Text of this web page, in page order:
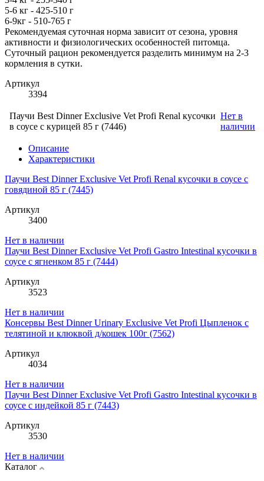
5-6 кг - 425-510 г
6-9кг - 510-765 г
Рекомендуемая суточная норма зависит от сезона, уровня
активности и физиологических особенностей питомца.
Суточный рацион рекомендуется разделить минимум на 2-3
кормления в сутки.
Артикул
3394
Паучи Best Dinner Exclusive Vet Profi Renal кусочки
в cоусе с курицей 85 г (7446)
Нет в
наличии
Описание
Характеристики
Паучи Best Dinner Exclusive Vet Profi Renal кусочки в cоусе с
говядиной 85 г (7445)
Артикул
3400
Нет в наличии
Паучи Best Dinner Exclusive Vet Profi Gastro Intestinal кусочки в
cоусе с ягненком 85 г (7444)
Артикул
3523
Нет в наличии
Консервы Best Dinner Urinary Exclusive Vet Profi Цыпленок с
телятиной и клюквой д/кошек 100г (7562)
Артикул
4034
Нет в наличии
Паучи Best Dinner Exclusive Vet Profi Gastro Intestinal кусочки в
cоусе с индейкой 85 г (7443)
Артикул
3530
Нет в наличии
Каталог